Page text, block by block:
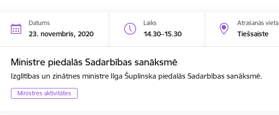
Datums
23. novembris, 2020
Laiks
14.30–15.30
Atrašanās vieta
Tiešsaiste
Ministre piedalās Sadarbības sanāksmē
Izglītības un zinātnes ministre Ilga Šuplinska piedalās Sadarbības sanāksmē.
Ministres aktivitātes